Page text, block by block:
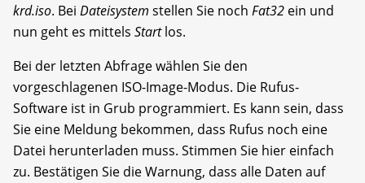
krd.iso. Bei Dateisystem stellen Sie noch Fat32 ein und
nun geht es mittels Startlos.
Bei der letzten Abfrage wählen Sie den
vorgeschlagenen ISO-Image-Modus. Die Rufus-
Software ist in Grub programmiert. Es kann sein, dass
Sie eine Meldung bekommen, dass Rufus noch eine
Datei herunterladen muss. Stimmen Sie hier einfach
zu. Bestätigen Sie die Warnung, dass alle Daten auf